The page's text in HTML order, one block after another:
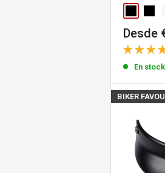
Precio
de
venta
Desde
En stock
BIKER